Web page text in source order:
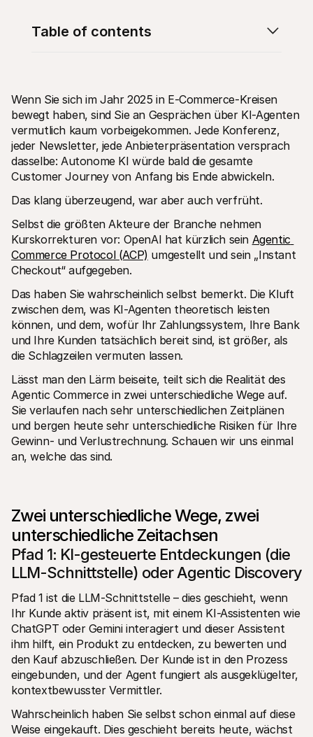
Technische Ressourcen
Developer-Portal
Entdecken Sie unsere Ressourcen und Updates für
Developer
Bibliotheken
Integrieren Sie Mollie mit unseren Plug-and-Play-Paketen
Discord community
Werden Sie Teil der Entwickler-Community
Preise
Über uns
Unsere Story und Werte
News
Lesen Sie aktuelle Mollie-
Neuigkeiten
Karriere
Kommen Sie zu uns - wir stellen ein!
Kontakt
Für Endkunden
Warum steht Mollie auf Ihrem Kontoauszug?
Für Mollie-Händler
Kontaktieren Sie unseren Händler-Support
Sales-Team kontaktieren
Erfahren Sie, wie wir Ihrem Unternehmen helfen können
Wenn Sie sich im Jahr 2025 in E-Commerce-Kreisen
bewegt haben, sind Sie an Gesprächen über KI-Agenten
vermutlich kaum vorbeigekommen. Jede Konferenz,
jeder Newsletter, jede Anbieterpräsentation versprach
dasselbe: Autonome KI würde bald die gesamte
Customer Journey von Anfang bis Ende abwickeln.
Das klang überzeugend, war aber auch verfrüht.
Selbst die größten Akteure der Branche nehmen
Kurskorrekturen vor: OpenAI hat kürzlich sein Agentic
Commerce Protocol (ACP) umgestellt und sein „Instant
Checkout“ aufgegeben.
Das haben Sie wahrscheinlich selbst bemerkt. Die Kluft
zwischen dem, was KI-Agenten theoretisch leisten
können, und dem, wofür Ihr Zahlungssystem, Ihre Bank
und Ihre Kunden tatsächlich bereit sind, ist größer, als
die Schlagzeilen vermuten lassen.
Lässt man den Lärm beiseite, teilt sich die Realität des
Agentic Commerce in zwei unterschiedliche Wege auf.
Sie verlaufen nach sehr unterschiedlichen Zeitplänen
und bergen heute sehr unterschiedliche Risiken für Ihre
Gewinn- und Verlustrechnung. Schauen wir uns einmal
an, welche das sind.
Zwei unterschiedliche Wege, zwei
unterschiedliche Zeitachsen
Pfad 1: KI-gesteuerte Entdeckungen (die
LLM-Schnittstelle) oder Agentic Discovery
Pfad 1 ist die LLM-Schnittstelle – dies geschieht, wenn
Ihr Kunde aktiv präsent ist, mit einem KI-Assistenten wie
ChatGPT oder Gemini interagiert und dieser Assistent
ihm hilft, ein Produkt zu entdecken, zu bewerten und
den Kauf abzuschließen. Der Kunde ist in den Prozess
eingebunden, und der Agent fungiert als ausgeklügelter,
kontextbewusster Vermittler.
Wahrscheinlich haben Sie selbst schon einmal auf diese
Weise eingekauft. Dies geschieht bereits heute, wächst
Table of contents